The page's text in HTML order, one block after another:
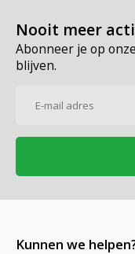
Nooit meer
Abonneer je op
blijven.
Kunnen we